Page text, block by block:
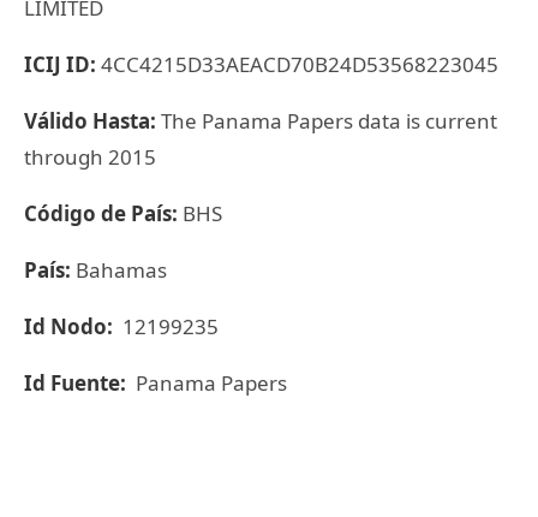
LIMITED
ICIJ ID: 4CC4215D33AEACD70B24D53568223045
Válido Hasta: The Panama Papers data is current
through 2015
Código de País: BHS
País: Bahamas
Id Nodo: 12199235
Id Fuente: Panama Papers